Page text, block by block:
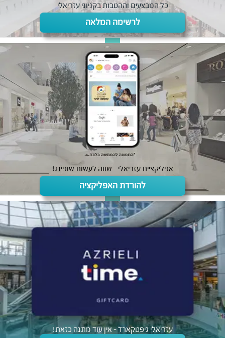
כל המבצעים וההטבות בקניוני עזריאלי
לרשימה המלאה
אפליקציית עזריאלי - שווה לעשות שופינג!
להורדת האפליקציה
עזריאלי גיפטקארד - אין עוד מתנה כזאת!